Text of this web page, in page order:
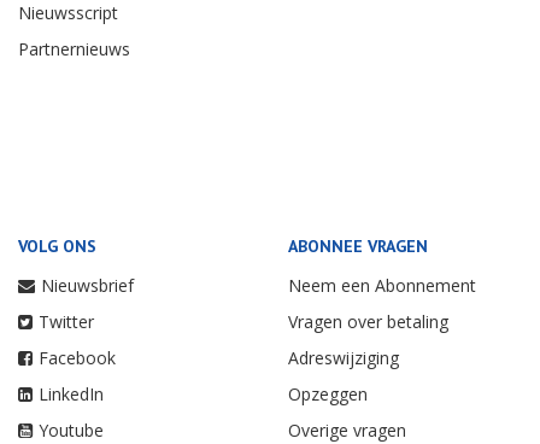
Nieuwsscript
Partnernieuws
VOLG ONS
Nieuwsbrief
Twitter
Facebook
LinkedIn
Youtube
ABONNEE VRAGEN
Neem een Abonnement
Vragen over betaling
Adreswijziging
Opzeggen
Overige vragen